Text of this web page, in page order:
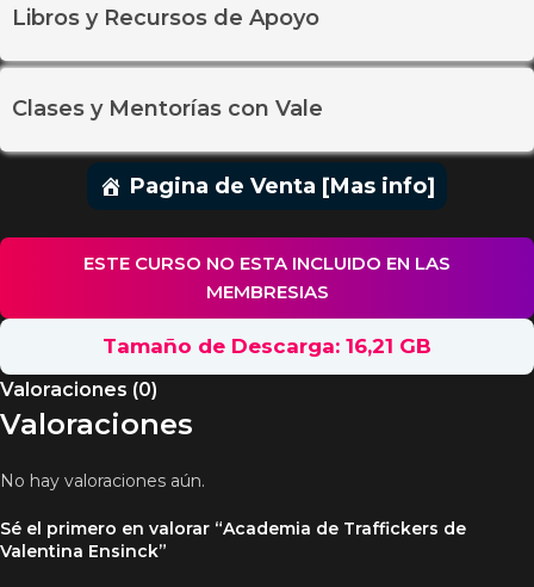
Libros y Recursos de Apoyo
Clases y Mentorías con Vale
Pagina de Venta [Mas info]
ESTE CURSO NO ESTA INCLUIDO EN LAS
MEMBRESIAS
Tamaño de Descarga: 16,21 GB
Valoraciones (0)
Valoraciones
No hay valoraciones aún.
Sé el primero en valorar “Academia de Traffickers de
Valentina Ensinck”